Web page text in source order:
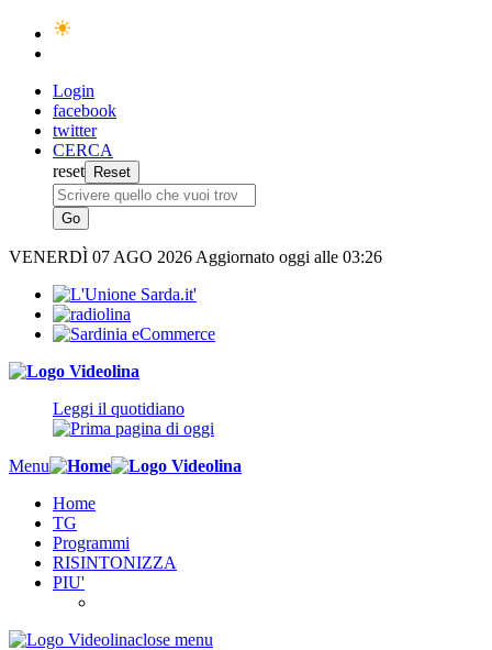
Login
facebook
twitter
CERCA
reset
VENERDÌ 07 AGO 2026 Aggiornato oggi alle 03:26
Leggi il quotidiano
Menu
Home
TG
Programmi
RISINTONIZZA
PIU'
close menu